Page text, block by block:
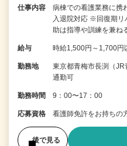
仕事内容
病棟での看護業務に
入退院対応 ※回復期リ
助は指導や訓練を兼ね
給与 時給1,500円～1,700円
勤務地
東京都青梅市長渕（
通勤可
勤務時間 9：00〜17：00
応募資格 看護師免許をお持ちの
後で見る